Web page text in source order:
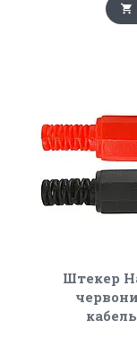
Штекер